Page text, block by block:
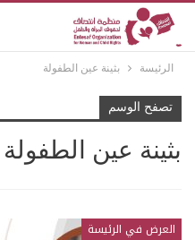
الرئيسة بثينة عين الطفولة
تصفح الوسم
بثينة عين الطفولة
العرض في الرئيسة